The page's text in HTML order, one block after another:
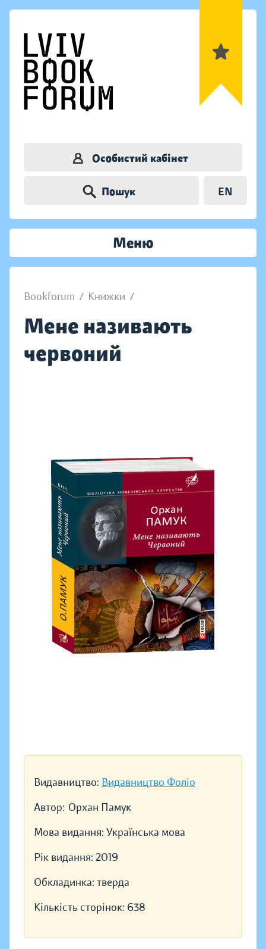
Особистий кабінет
Пошук EN
Меню
Bookforum / Книжки /
Мене називають
червоний
Видавництво: Видавництво Фоліо
Автор: Орхан Памук
Мова видання: Українська мова
Рік видання: 2019
Обкладинка: тверда
Кількість сторінок: 638